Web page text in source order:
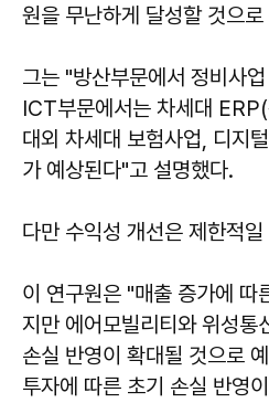
원을 무난하게 달성할 것으
그는 "방산부문에서 정비사
ICT부문에서는 차세대
대외 차세대 보험사업, 디지
가 예상된다"고 설명했다.
다만 수익성 개선은 제한적
이 연구원은 "매출 증가에 따
지만 에어모빌리티와 위성통
손실 반영이 확대될 것으로
투자에 따른 초기 손실 반영